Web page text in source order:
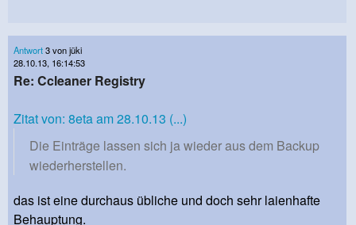
Antwort3 von jüki
28.10.13, 16:14:53
Re: Ccleaner Registry
Zitat von: 8eta am 28.10.13 (...)
Die Einträge lassen sich ja wieder aus dem Backup
wiederherstellen.
das ist eine durchaus übliche und doch sehr laienhafte
Behauptung.